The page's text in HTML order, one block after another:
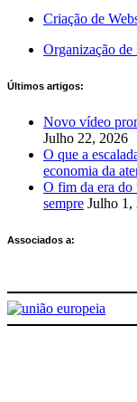
Criação de
Organização de
Últimos artigos:
Novo vídeo
Julho 22, 2026
O que a
economia da
O fim da era do
sempre Julho 1,
Associados a: